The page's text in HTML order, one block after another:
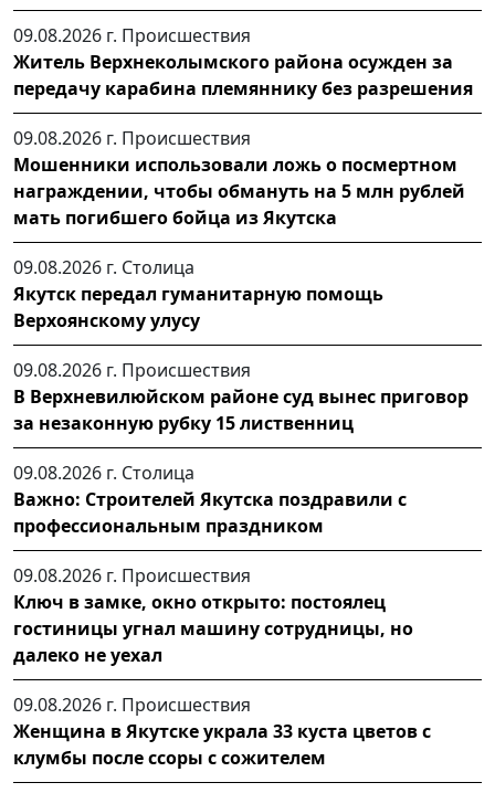
09.08.2026 г. Происшествия
Житель Верхнеколымского района осужден за
передачу карабина племяннику без разрешения
09.08.2026 г. Происшествия
Мошенники использовали ложь о посмертном
награждении, чтобы обмануть на 5 млн рублей
мать погибшего бойца из Якутска
09.08.2026 г. Столица
Якутск передал гуманитарную помощь
Верхоянскому улусу
09.08.2026 г. Происшествия
В Верхневилюйском районе суд вынес приговор
за незаконную рубку 15 лиственниц
09.08.2026 г. Столица
Важно: Строителей Якутска поздравили с
профессиональным праздником
09.08.2026 г. Происшествия
Ключ в замке, окно открыто: постоялец
гостиницы угнал машину сотрудницы, но
далеко не уехал
09.08.2026 г. Происшествия
Женщина в Якутске украла 33 куста цветов с
клумбы после ссоры с сожителем